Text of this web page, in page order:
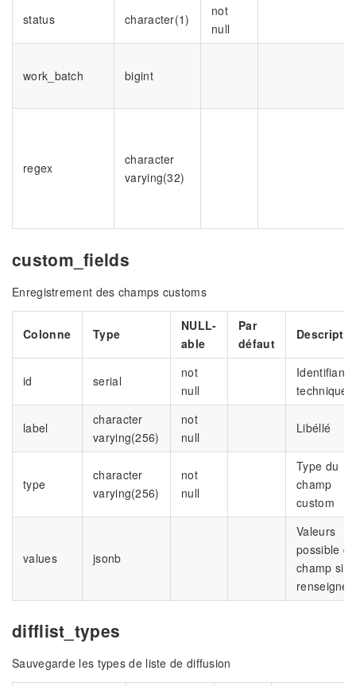
status character(1)
not
null
work_batch bigint
regex
character
varying(32)
custom_fields
Enregistrement des champs customs
Colonne Type
NULL-
able
Par
défaut
id serial
not
null
Identifiant
technique
label
character
varying(256)
not
null
Libéllé
type
character
varying(256)
not
null
Type du
champ
custom
values jsonb
Valeurs
possible du
champ si
renseigné
difflist_types
Sauvegarde les types de liste de diffusion